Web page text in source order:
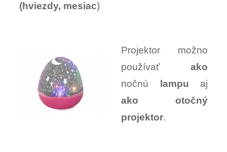
(hviezdy, mesiac)
Projektor možno
používať ako
nočnú
lampu aj
ako otočný
projektor.